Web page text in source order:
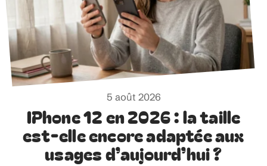
5 août 2026
IPhone 12 en 2026 : la taille
est-elle encore adaptée aux
usages d’aujourd’hui ?